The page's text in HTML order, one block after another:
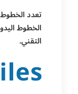
تعدد
الخطوط
التقني.